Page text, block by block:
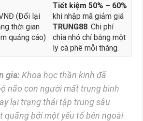
(Đổi lại
thời gian
quảng cáo)
Tiết kiệm 50% – 60%
khi nhập mã giảm giá
TRUNG88. Chi phí
chia nhỏ chỉ bằng một
ly cà phê mỗi tháng.
gia:Khoa học thần kinh đã
não con người mất trung bình
lại trạng thái tập trung sâu
quãng bởi một yếu tố bên ngoài